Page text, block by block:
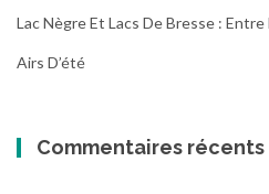
Lac Nègre Et Lacs De Bresse :
Airs D’été
Commentaires récents